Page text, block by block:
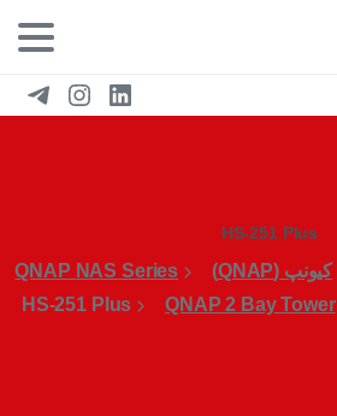
HS-251 Plus
کیونپ (QNAP)
QNAP NAS Series
QNAP 2 Bay Tower
HS-251 Plus